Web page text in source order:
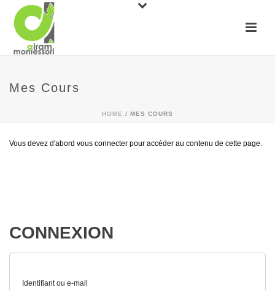
Mes Cours
HOME / MES COURS
Vous devez d'abord vous connecter pour accéder au contenu de cette page.
CONNEXION
Identifiant ou e-mail